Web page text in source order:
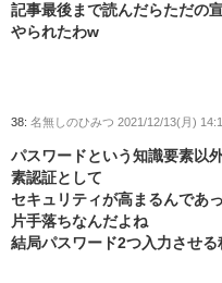
記事最後まで読んだらただの
やられたわw
38: 名無しのひみつ 2021/12/13(月)
パスワードという知識要素以
素認証として
セキュリティが高まるんであ
片手落ちなんだよね
結局パスワード2つ入力させ